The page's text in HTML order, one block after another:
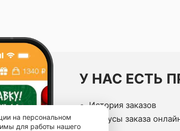
У НАС ЕСТЬ
История заказов
Статусы заказа
на персональном
для работы нашего